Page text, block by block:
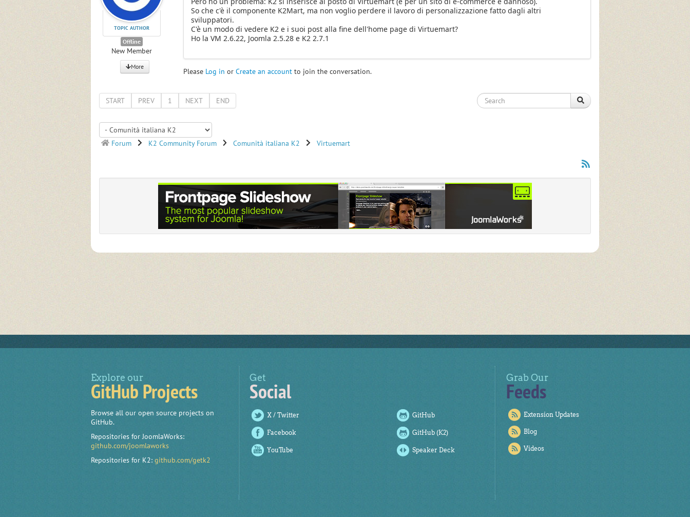
TOPIC AUTHOR
Offline
New Member
More
So che c'è il componente K2Mart, ma non voglio perdere il lavoro di personalizzazione fatto dagli altri
sviluppatori.
C'è un modo di vedere K2 e i suoi post alla fine dell'home page di Virtuemart?
Ho la VM 2.6.22, Joomla 2.5.28 e K2 2.7.1
Please Log in or Create an accountto join the conversation.
START PREV 1 NEXT END
Forum K2 Community Forum Comunità italiana K2 Virtuemart
Explore our
GitHub Projects
Browse all our open source projects on
GitHub.
Repositories for JoomlaWorks:
github.com/joomlaworks
Repositories for K2: github.com/getk2
Get
Social
X / Twitter GitHub
Facebook GitHub (K2)
YouTube Speaker Deck
Grab Our
Feeds
Extension Updates
Blog
Videos